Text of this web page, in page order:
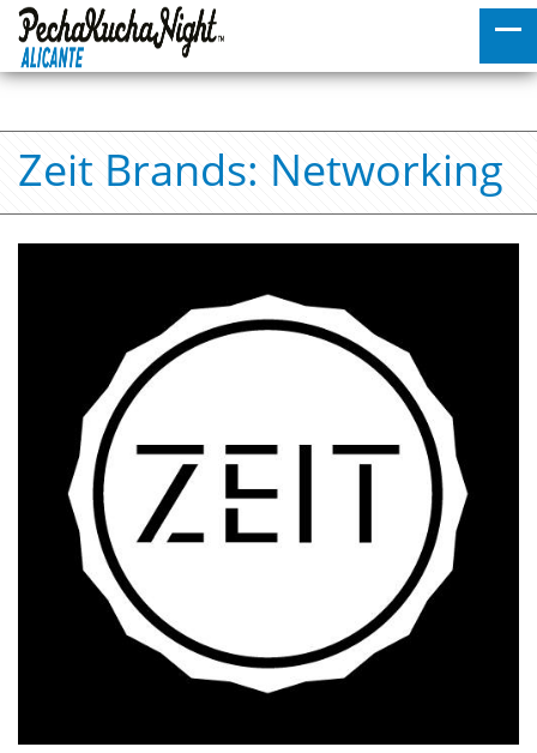
Zeit Brands: Networking